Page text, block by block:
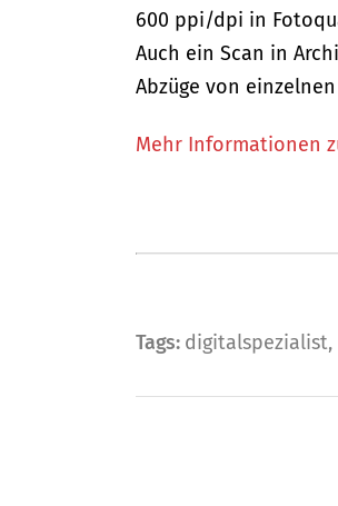
600 ppi/dpi in
Auch ein Scan in
Abzüge von
Mehr Informationen
Tags: digitalspezialist,